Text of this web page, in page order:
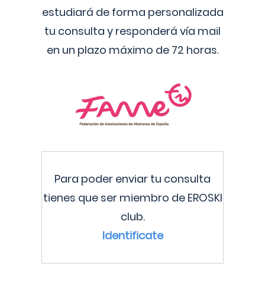
estudiará de forma personalizada
tu consulta y responderá vía mail
en un plazo máximo de 72 horas.
Para poder enviar tu consulta
tienes que ser miembro de EROSKI
club.
Identificate